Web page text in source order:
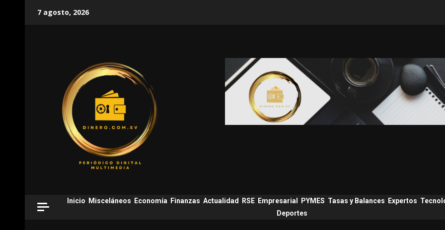
7 agosto, 2026
Inicio Misceláneos Economía Finanzas Actualidad RSE Empresarial PYMES Tasas y Balances Expertos
Deportes